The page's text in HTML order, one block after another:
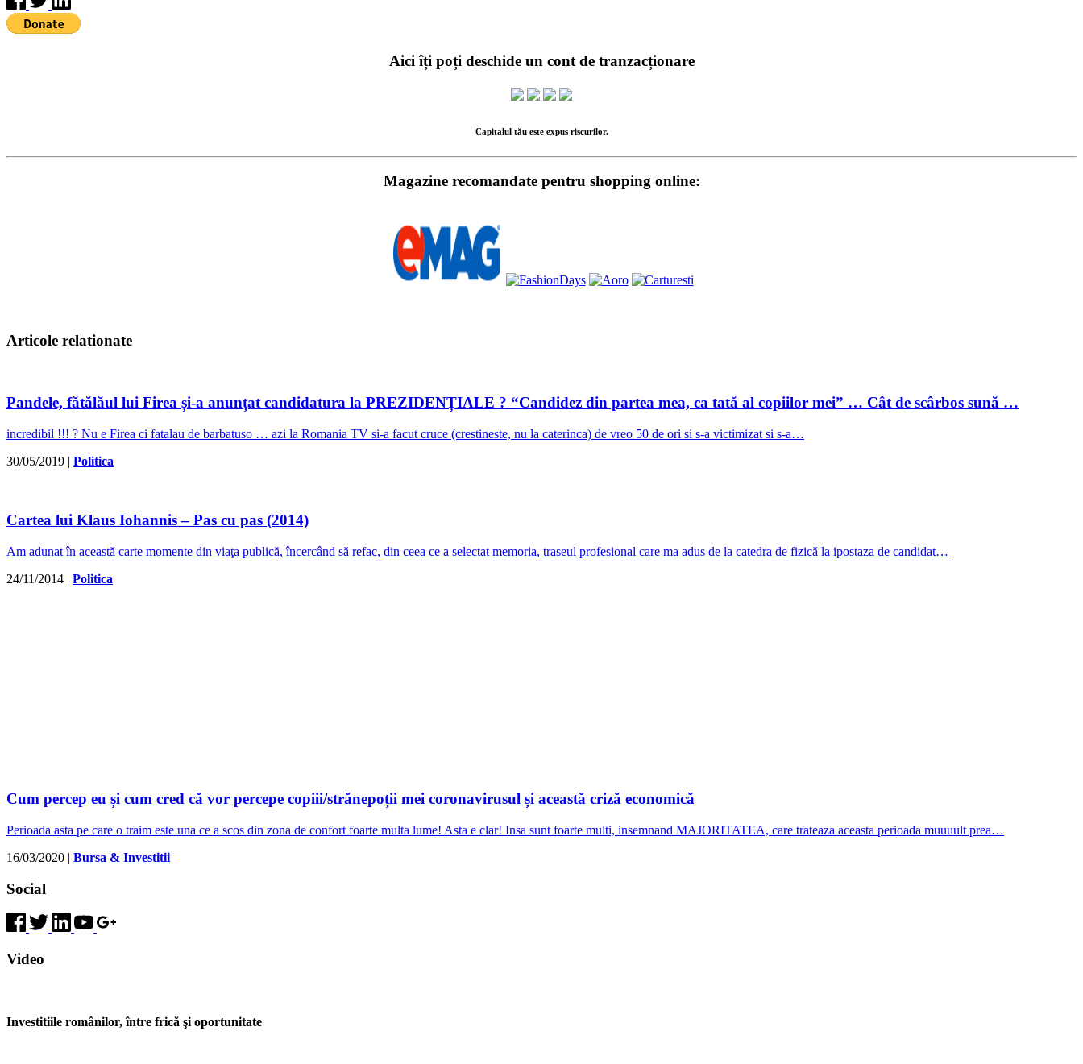
Aici îți poți deschide un cont de tranzacționare
Capitalul tău este expus riscurilor.
Magazine recomandate pentru shopping online:
Articole relationate
Pandele, fătălăul lui Firea și-a anunțat candidatura la PREZIDENȚIALE ? “Candidez din partea mea, ca tată al copiilor mei” … Cât de scârbos sună …
incredibil !!! ? Nu e Firea ci fatalau de barbatuso … azi la Romania TV si-a facut cruce (crestineste, nu la caterinca) de vreo 50 de ori si s-a victimizat si s-a…
30/05/2019 | Politica
Cartea lui Klaus Iohannis – Pas cu pas (2014)
Am adunat în această carte momente din viaţa publică, încercând să refac, din ceea ce a selectat memoria, traseul profesional care ma adus de la catedra de fizică la ipostaza de candidat…
24/11/2014 | Politica
Cum percep eu și cum cred că vor percepe copiii/strănepoții mei coronavirusul și această criză economică
Perioada asta pe care o traim este una ce a scos din zona de confort foarte multa lume! Asta e clar! Insa sunt foarte multi, insemnand MAJORITATEA, care trateaza aceasta perioada muuuult prea…
16/03/2020 | Bursa & Investitii
Social
Video
Investitiile românilor, între frică şi oportunitate